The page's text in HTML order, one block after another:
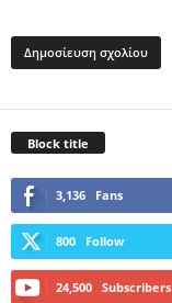
Block title
3,136 Fans
800 Follow
24,500 Subscribers